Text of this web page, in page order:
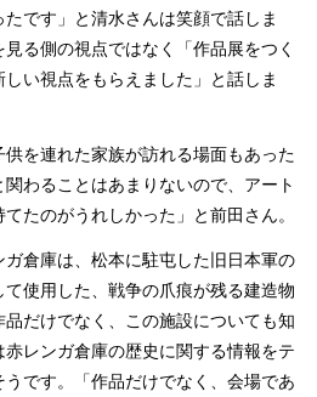
です」と清水さんは笑顔で話しま
る側の視点ではなく「作品展をつく
い視点をもらえました」と話しま
を連れた家族が訪れる場面もあった
わることはあまりないので、アート
たのがうれしかった」と前田さん。
倉庫は、松本に駐屯した旧日本軍の
使用した、戦争の爪痕が残る建造物
だけでなく、この施設についても知
レンガ倉庫の歴史に関する情報をテ
です。「作品だけでなく、会場であ